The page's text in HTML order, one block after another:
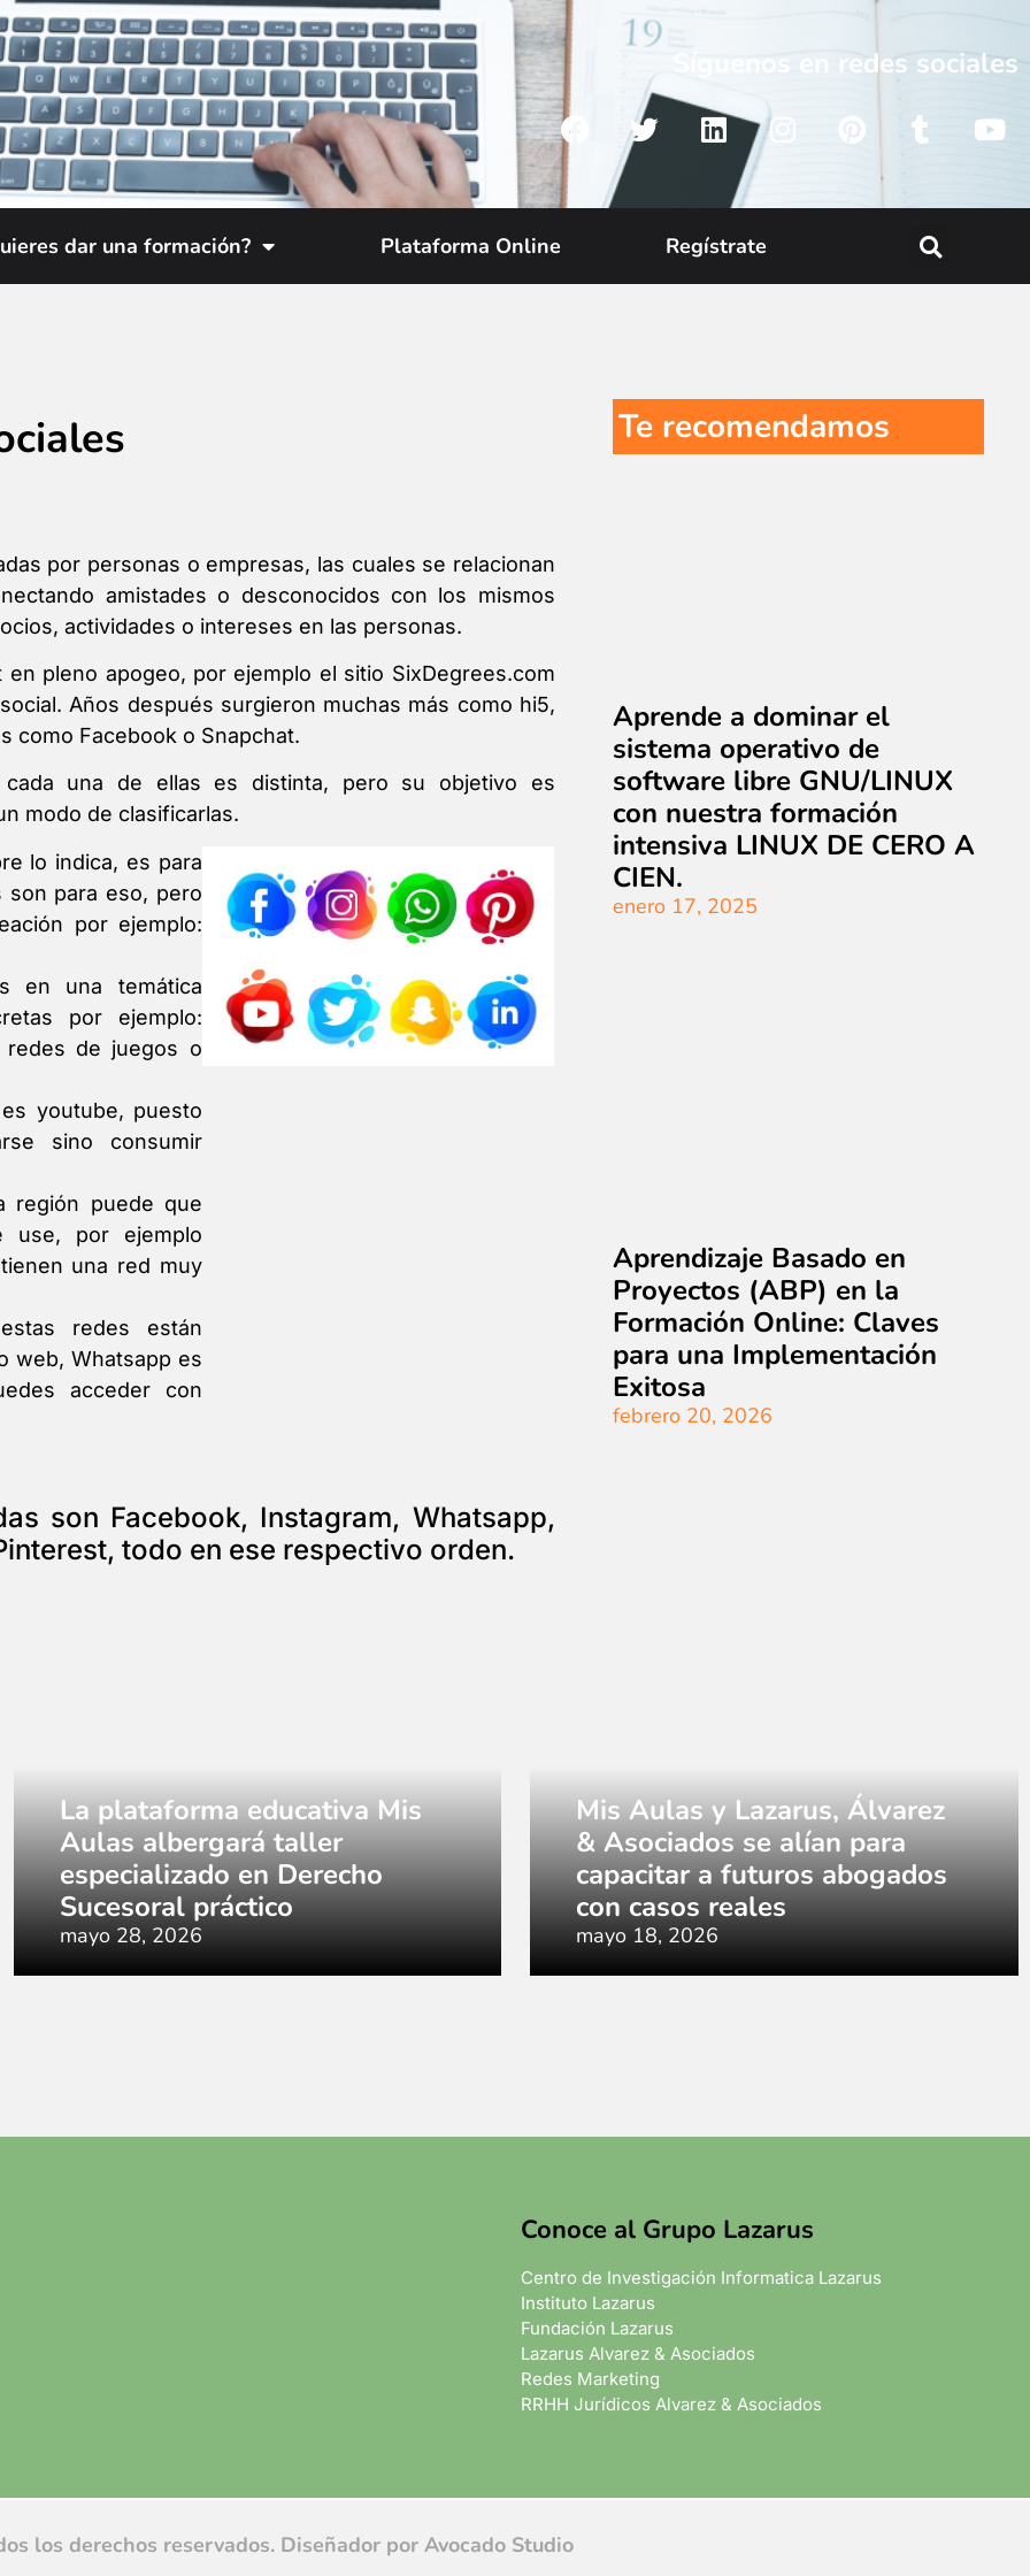
Síguenos en redes sociales
dar una formación? Plataforma Online Regístrate
por personas o empresas, las cuales se relacionan
amistades o desconocidos con los mismos
actividades o intereses en las personas.
pleno apogeo, por ejemplo el sitio SixDegrees.com
Años después surgieron muchas más como hi5,
como Facebook o Snapchat.
una de ellas es distinta, pero su objetivo es
modo de clasificarlas.
lo indica, es para
son para eso, pero
por ejemplo:
en una temática
por ejemplo:
redes de juegos o
youtube, puesto
sino consumir
región puede que
por ejemplo
una red muy
redes están
web, Whatsapp es
acceder con
son Facebook, Instagram, Whatsapp,
todo en ese respectivo orden.
Te recomendamos
Aprende a dominar el
sistema operativo de
software libre GNU/LINUX
con nuestra formación
intensiva LINUX DE CERO A
CIEN.
enero 17, 2025
Aprendizaje Basado en
Proyectos (ABP) en la
Formación Online: Claves
para una Implementación
Exitosa
febrero 20, 2026
La plataforma educativa Mis
Aulas albergará taller
especializado en Derecho
Sucesoral práctico
mayo 28, 2026
Mis Aulas y Lazarus, Álvarez
& Asociados se alían para
capacitar a futuros abogados
con casos reales
mayo 18, 2026
Conoce al Grupo Lazarus
Centro de Investigación Informatica Lazarus
Instituto Lazarus
Fundación Lazarus
Lazarus Alvarez & Asociados
Redes Marketing
RRHH Jurídicos Alvarez & Asociados
los derechos reservados. Diseñador por Avocado Studio